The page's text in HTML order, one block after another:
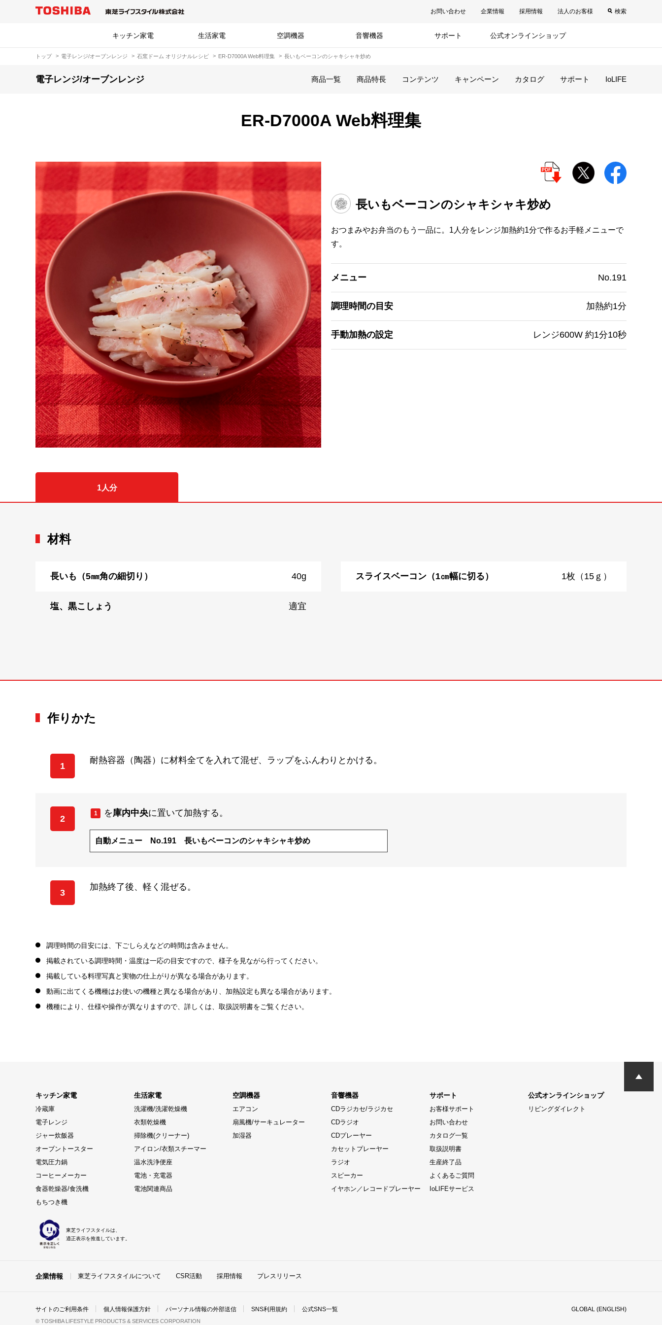
お問い合わせ 企業情報 採用情報 法人のお客様 検索
キッチン家電 生活家電 空調機器 音響機器 サポート 公式オンラインショップ
トップ 電子レンジ/オーブンレンジ 石窯ドーム オリジナルレシピ ER-D7000A Web料理集 長いもベーコンのシャキシャキ炒め
電子レンジ/オーブンレンジ 商品一覧 商品特長 コンテンツ キャンペーン カタログ サポート IoLIFE
ER-D7000A Web料理集
長いもベーコンのシャキシャキ炒め
おつまみやお弁当のもう一品に。1人分をレンジ加熱約1分で作るお手軽メニューで
す。
メニュー No.191
調理時間の目安 加熱約1分
手動加熱の設定 レンジ600W 約1分10秒
1人分
材料
長いも（5㎜角の細切り） 40g スライスベーコン（1㎝幅に切る） 1枚（15ｇ）
塩、黒こしょう 適宜
作りかた
1
耐熱容器（陶器）に材料全てを入れて混ぜ、ラップをふんわりとかける。
2
1 を庫内中央に置いて加熱する。
自動メニュー No.191 長いもベーコンのシャキシャキ炒め
3
加熱終了後、軽く混ぜる。
調理時間の目安には、下ごしらえなどの時間は含みません。
掲載されている調理時間・温度は一応の目安ですので、様子を見ながら行ってください。
掲載している料理写真と実物の仕上がりが異なる場合があります。
動画に出てくる機種はお使いの機種と異なる場合があり、加熱設定も異なる場合があります。
機種により、仕様や操作が異なりますので、詳しくは、取扱説明書をご覧ください。
キッチン家電
冷蔵庫
電子レンジ
ジャー炊飯器
オーブントースター
電気圧力鍋
コーヒーメーカー
食器乾燥器/食洗機
もちつき機
生活家電
洗濯機/洗濯乾燥機
衣類乾燥機
掃除機(クリーナー)
アイロン/衣類スチーマー
温水洗浄便座
電池・充電器
電池関連商品
空調機器
エアコン
扇風機/サーキュレーター
加湿器
音響機器
CDラジカセ/ラジカセ
CDラジオ
CDプレーヤー
カセットプレーヤー
ラジオ
スピーカー
イヤホン／レコードプレーヤー
サポート
お客様サポート
お問い合わせ
カタログ一覧
取扱説明書
生産終了品
よくあるご質問
IoLIFEサービス
公式オンラインショップ
リビングダイレクト
東芝ライフスタイルは、
適正表示を推進しています。
企業情報 東芝ライフスタイルについて CSR活動 採用情報 プレスリリース
サイトのご利用条件 個人情報保護方針 パーソナル情報の外部送信 SNS利用規約 公式SNS一覧 GLOBAL (ENGLISH)
© TOSHIBA LIFESTYLE PRODUCTS & SERVICES CORPORATION